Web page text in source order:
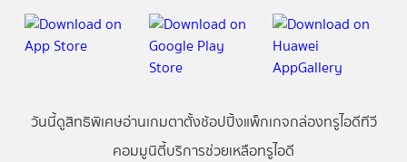
วันนี้ดูสิทธิพิเศษอ่านเกมตาตั้งช้อปปิ้งแพ็กเกจกล่องทรูไอดีทีวี
คอมมูนิตี้บริการช่วยเหลือทรูไอดี